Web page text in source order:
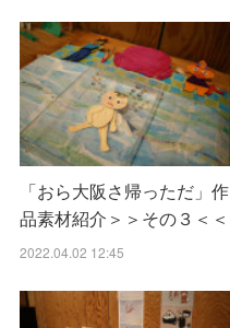
「おら大阪さ帰っただ」作
品素材紹介＞＞その３＜＜
2022.04.02 12:45